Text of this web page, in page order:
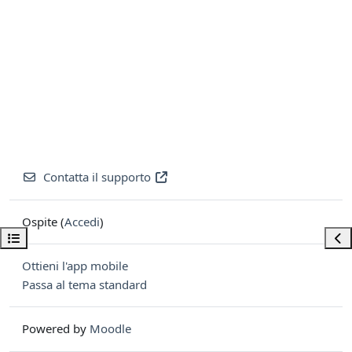
Apri indice del corso
Contatta il supporto
Ospite (Accedi)
Ottieni l'app mobile
Passa al tema standard
Powered by Moodle